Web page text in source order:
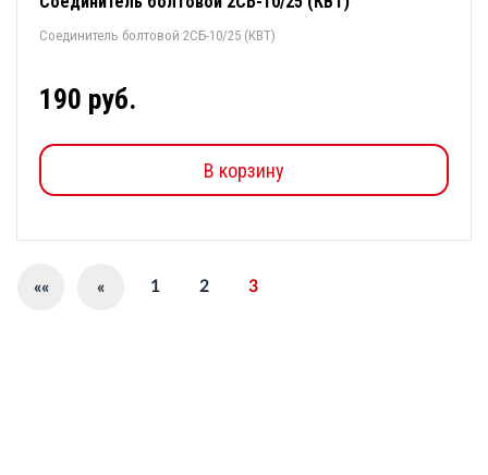
Соединитель болтовой 2СБ-10/25 (КВТ)
190 руб.
В корзину
«« « 1 2 3